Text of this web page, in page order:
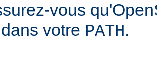
vous
votre PATH.